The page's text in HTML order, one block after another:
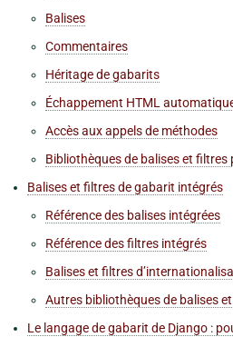
Balises
Commentaires
Héritage de gabarits
Échappement HTML
Accès aux appels de méthodes
Bibliothèques de balises et filtres
Balises et filtres de gabarit intégrés
Référence des balises intégrées
Référence des filtres intégrés
Balises et filtres
Autres bibliothèques de balises
Le langage de gabarit de Django :